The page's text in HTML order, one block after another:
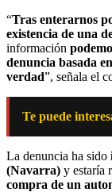
“Tras enterarnos
existencia de una
información
denuncia basada
verdad”, señala el
Te puede
La denuncia ha sido
(Navarra) y estaría
compra de un